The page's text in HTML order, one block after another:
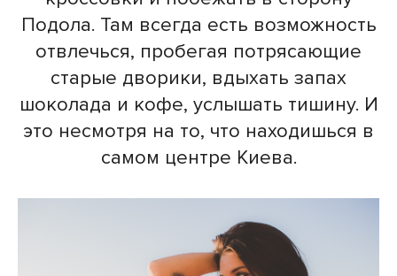
Подола. Там всегда есть возможность
отвлечься, пробегая потрясающие
старые дворики, вдыхать запах
шоколада и кофе, услышать тишину. И
это несмотря на то, что находишься в
самом центре Киева.